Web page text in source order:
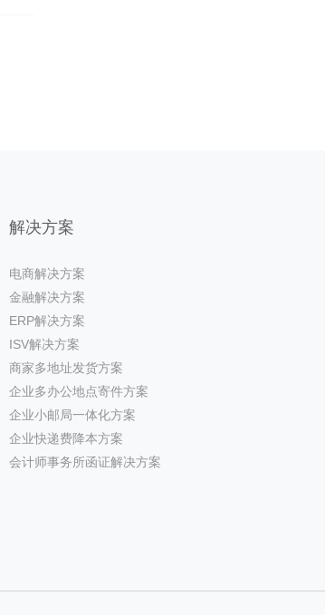
解决方案
电商解决方案
金融解决方案
ERP解决方案
ISV解决方案
商家多地址发货方案
企业多办公地点寄件方案
企业小邮局一体化方案
企业快递费降本方案
会计师事务所函证解决方案